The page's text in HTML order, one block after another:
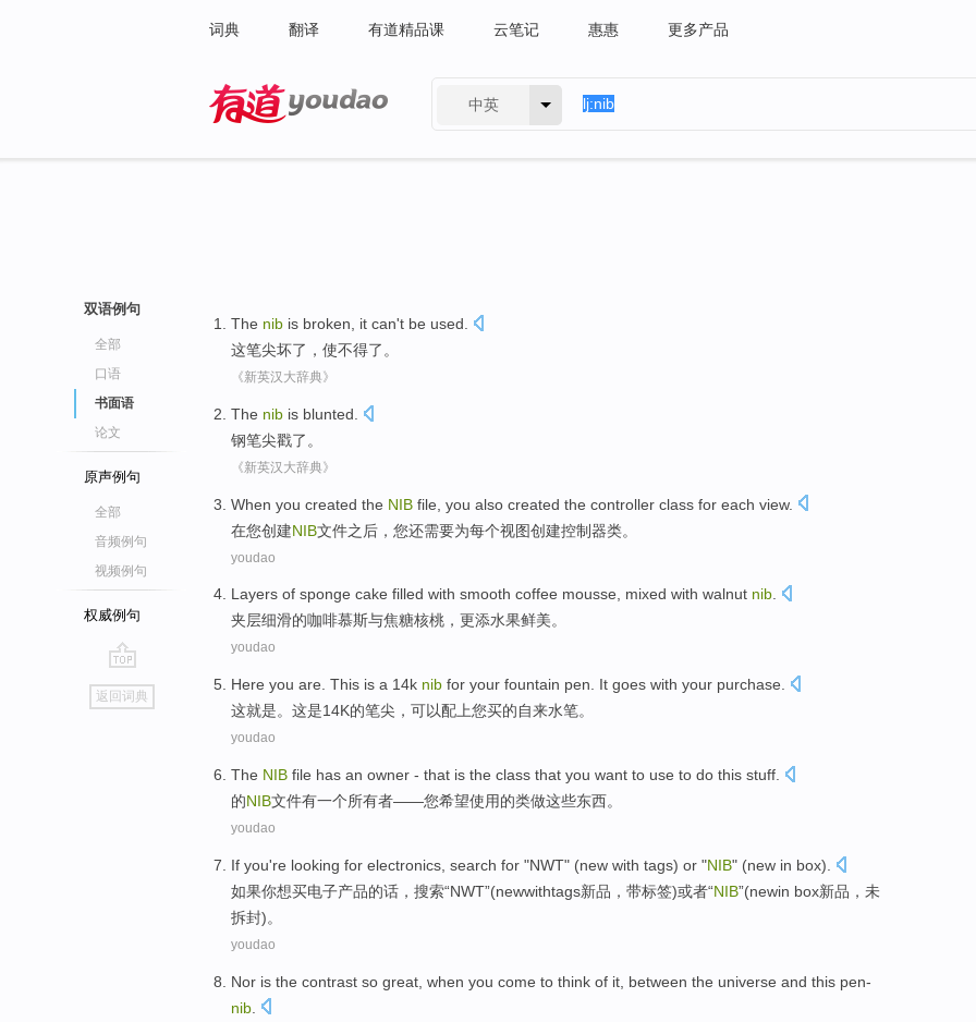
词典 翻译 有道精品课 云笔记 惠惠 更多产品
中英
双语例句
全部
口语
书面语
论文
原声例句
全部
音频例句
视频例句
权威例句
go
top
返回词典
The nib is broken , it can't be used.
这笔尖坏了， 使不得了 。
《新英汉大辞典》
The nib is blunted
钢笔尖戳了。
《新英汉大辞典》
When you created the NIB file , you also created the controller class for each view.
在您创建NIB文件之后，您还需要为每个视图创建控制器类。
youdao
Layers of sponge cake filled with smooth coffee mousse, mixed with walnut nib.
夹层细滑的咖啡慕斯与焦糖核桃，更添水果鲜美。
youdao
Here you are This is a 14k nib for your fountain pen . It goes with your purchase
这就是。 这是14K的笔尖， 可以配上您买的自来水笔。
youdao
The NIB file has an owner - that is the class that you want to use to do this stuff
的NIB文件有一个所有者——您希望使用的类做这些东西。
youdao
If you're looking for electronics search for "NWT" (new with tags) or "NIB" (new in box).
如果你想买电子产品的话 ， 搜索“NWT”(newwithtags新品，带标签)或者“NIB”(newin box新品，未
拆封)。
youdao
Nor is the contrast so great , when you come to think of it, between the universe and this pen-
nib